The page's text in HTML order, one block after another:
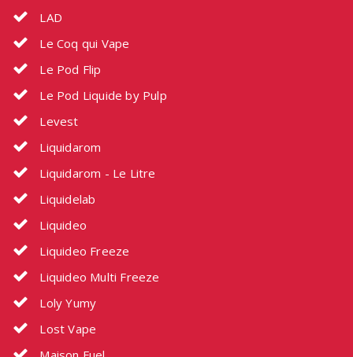
LAD
Le Coq qui Vape
Le Pod Flip
Le Pod Liquide by Pulp
Levest
Liquidarom
Liquidarom - Le Litre
Liquidelab
Liquideo
Liquideo Freeze
Liquideo Multi Freeze
Loly Yumy
Lost Vape